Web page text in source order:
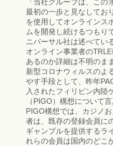
「当社グループは、こ
最初の一歩と見なしてお
を使用してオンラインス
ムを開発し続けるつもり
ニバーサル社は述べている
オンライン事業者の
あるのか詳細は不明のま
新型コロナウィルスのよ
やす手段として、昨年
入されたフィリピン内陸
（PIGO）構想について
PIGO構想では、カジノ
者は、既存の登録会員に
ギャンブルを提供するラ
れらの会員は国内のどこ